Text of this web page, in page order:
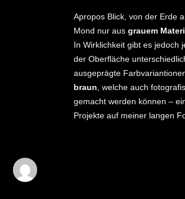
Apropos Blick, von der Erde
Mond nur aus grauem
In Wirklichkeit gibt es jedoch
der Oberfläche
ausgeprägte
braun , welche auch
gemacht werden können –
Projekte auf meiner langen